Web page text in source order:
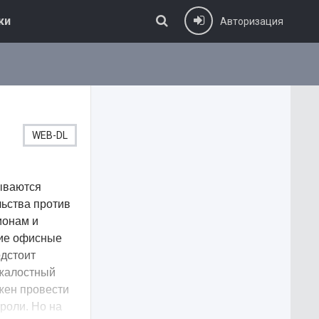
Авторизация
WEB-DL
против
и
офисные
провести
Но на